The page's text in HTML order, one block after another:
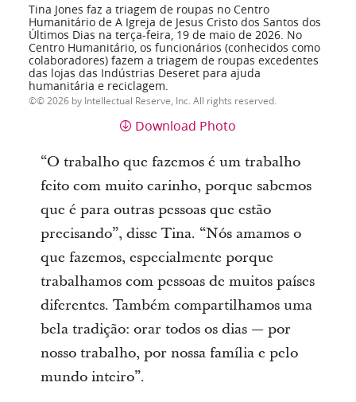
Tina Jones faz a triagem de roupas no Centro
Humanitário de A Igreja de Jesus Cristo dos Santos dos
Últimos Dias na terça-feira, 19 de maio de 2026. No
Centro Humanitário, os funcionários (conhecidos como
colaboradores) fazem a triagem de roupas excedentes
das lojas das Indústrias Deseret para ajuda
humanitária e reciclagem.
© 2026 by Intellectual Reserve, Inc. All rights reserved.
Download Photo
“O trabalho que fazemos é um trabalho
feito com muito carinho, porque sabemos
que é para outras pessoas que estão
precisando”, disse Tina. “Nós amamos o
que fazemos, especialmente porque
trabalhamos com pessoas de muitos países
diferentes. Também compartilhamos uma
bela tradição: orar todos os dias ― por
nosso trabalho, por nossa família e pelo
mundo inteiro”.